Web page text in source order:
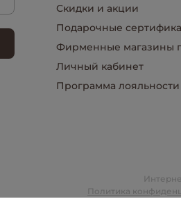
Скидки и акции
Подарочные
Фирменные магазины
Личный кабинет
Программа лояльности
Политика